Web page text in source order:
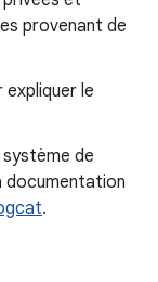
provenant de
le
de
documentation
.